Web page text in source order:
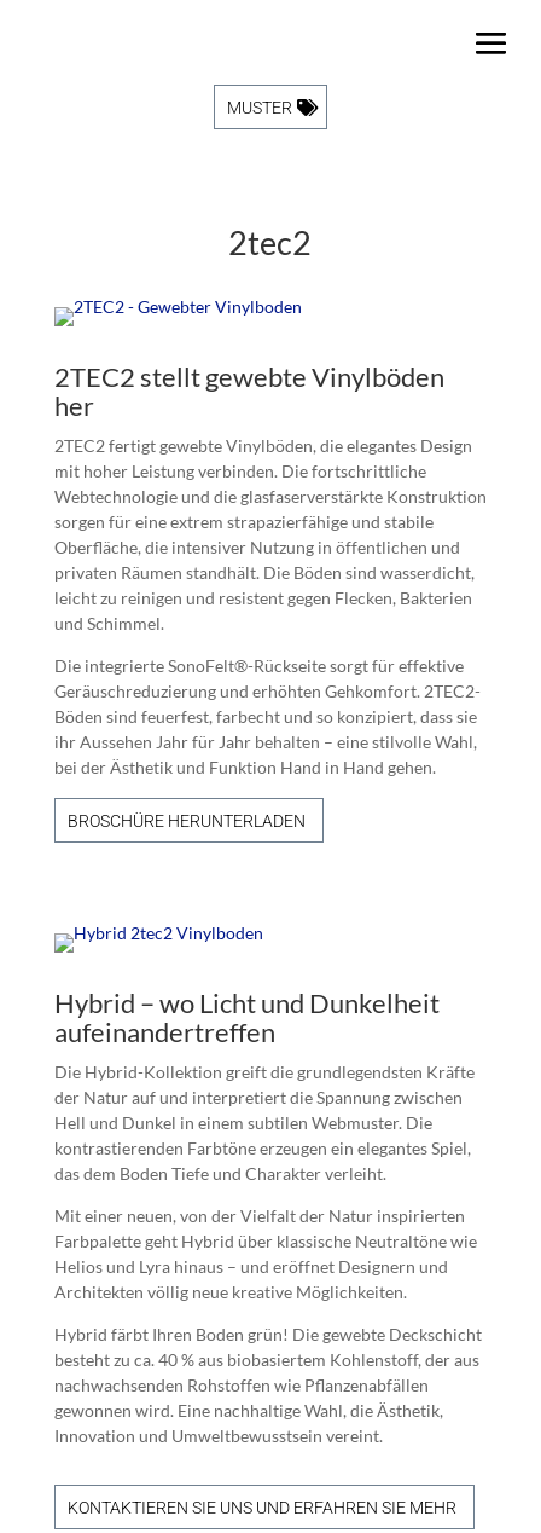
MUSTER
2tec2
2TEC2 stellt gewebte Vinylböden
her
2TEC2 fertigt gewebte Vinylböden, die elegantes Design
mit hoher Leistung verbinden. Die fortschrittliche
Webtechnologie und die glasfaserverstärkte Konstruktion
sorgen für eine extrem strapazierfähige und stabile
Oberfläche, die intensiver Nutzung in öffentlichen und
privaten Räumen standhält. Die Böden sind wasserdicht,
leicht zu reinigen und resistent gegen Flecken, Bakterien
und Schimmel.
Die integrierte SonoFelt®-Rückseite sorgt für effektive
Geräuschreduzierung und erhöhten Gehkomfort. 2TEC2-
Böden sind feuerfest, farbecht und so konzipiert, dass sie
ihr Aussehen Jahr für Jahr behalten – eine stilvolle Wahl,
bei der Ästhetik und Funktion Hand in Hand gehen.
BROSCHÜRE HERUNTERLADEN
Hybrid – wo Licht und Dunkelheit
aufeinandertreffen
Die Hybrid-Kollektion greift die grundlegendsten Kräfte
der Natur auf und interpretiert die Spannung zwischen
Hell und Dunkel in einem subtilen Webmuster. Die
kontrastierenden Farbtöne erzeugen ein elegantes Spiel,
das dem Boden Tiefe und Charakter verleiht.
Mit einer neuen, von der Vielfalt der Natur inspirierten
Farbpalette geht Hybrid über klassische Neutraltöne wie
Helios und Lyra hinaus – und eröffnet Designern und
Architekten völlig neue kreative Möglichkeiten.
Hybrid färbt Ihren Boden grün! Die gewebte Deckschicht
besteht zu ca. 40 % aus biobasiertem Kohlenstoff, der aus
nachwachsenden Rohstoffen wie Pflanzenabfällen
gewonnen wird. Eine nachhaltige Wahl, die Ästhetik,
Innovation und Umweltbewusstsein vereint.
KONTAKTIEREN SIE UNS UND ERFAHREN SIE MEHR